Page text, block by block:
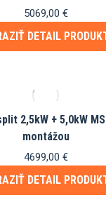
5069,00 €
DETAIL
2,5kW + 5,0kW
montážou
4699,00 €
DETAIL